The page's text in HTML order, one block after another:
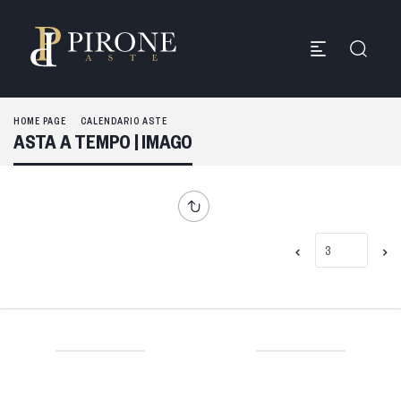
HOME PAGE CALENDARIO ASTE
ASTA A TEMPO | IMAGO